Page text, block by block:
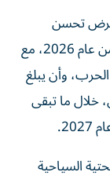
تحسن
تدفقات النفط تدريجياً، خلال النصف الثاني من عام 2026، مع
قبل الحرب، وأن يبلغ
للبرميل، خلال ما تبقى
السياحية